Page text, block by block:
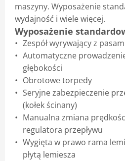
maszyny. Wyposażenie
wydajność i wiele więcej.
Wyposażenie
Zespół wyrywający z
Automatyczne
głębokości
Obrotowe torpedy
Seryjne zabezpieczenie
(kołek ścinany)
Manualna zmiana
regulatora przepływu
Wygięta w prawo rama
płytą lemiesza